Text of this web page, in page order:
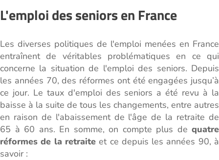
L'emploi des seniors en France
Les diverses politiques de l'emploi menées en France
entraînent de véritables problématiques en ce qui
concerne la situation de l'emploi des seniors. Depuis
les années 70, des réformes ont été engagées jusqu’à
ce jour. Le taux d'emploi des seniors a été revu à la
baisse à la suite de tous les changements, entre autres
en raison de l'abaissement de l'âge de la retraite de
65 à 60 ans. En somme, on compte plus de quatre
réformes de la retraiteet ce depuis les années 90, à
savoir :